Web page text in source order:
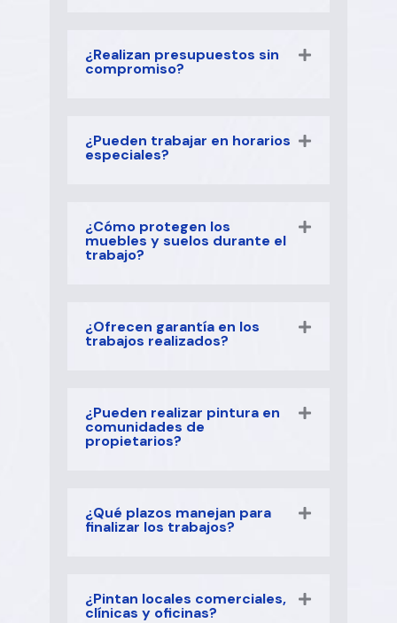
¿Realizan presupuestos sin
compromiso?
¿Pueden trabajar en horarios
especiales?
¿Cómo protegen los
muebles y suelos durante el
trabajo?
¿Ofrecen garantía en los
trabajos realizados?
¿Pueden realizar pintura en
comunidades de
propietarios?
¿Qué plazos manejan para
finalizar los trabajos?
¿Pintan locales comerciales,
clínicas y oficinas?